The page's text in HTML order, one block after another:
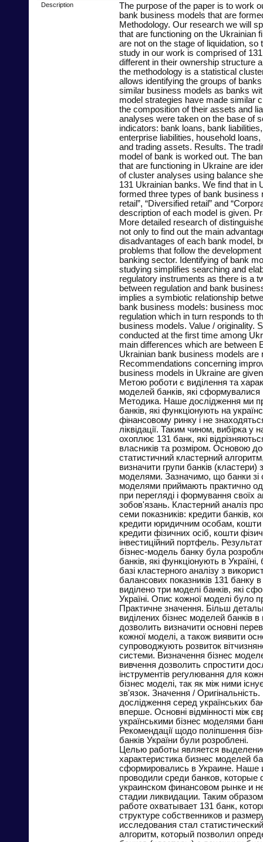
Description
The purpose of the paper is to work
bank business models that are
Methodology. Our research we will
that are functioning on the Ukrainian
are not on the stage of liquidation, so
study in our work is comprised of
different in their ownership structure
the methodology is a statistical
allows identifying the groups of
similar business models as banks
model strategies have made similar
the composition of their assets and
analyses were taken on the base of
indicators: bank loans, bank
enterprise liabilities, household
and trading assets. Results. The
model of bank is worked out. The
that are functioning in Ukraine are
of cluster analyses using balance
131 Ukrainian banks. We find that in
formed three types of bank business
retail”, “Diversified retail” and
description of each model is given.
More detailed research of
not only to find out the main
disadvantages of each bank model,
problems that follow the
banking sector. Identifying of bank
studying simplifies searching and
regulatory instruments as there is a
between regulation and bank
implies a symbiotic relationship
bank business models: business
regulation which in turn responds to
business models. Value / originality.
conducted at the first time among
main differences which are between
Ukrainian bank business models are
Recommendations concerning
business models in Ukraine are
Метою роботи є виділення та
моделей банків, які сформувалися
Методика. Наше дослідження ми
банків, які функціонують на
фінансовому ринку і не
ліквідації. Таким чином, вибірка у
охоплює 131 банк, які
власників та розміром. Основою
статистичний кластерний
визначити групи банків (кластери)
моделями. Зазначимо, що банки зі
моделями приймають практично
при перегляді і формування своїх
зобов'язань. Кластерний аналіз
семи показників: кредити банків,
кредити юридичним особам, кошти
кредити фізичних осіб, кошти
інвестиційний портфель.
бізнес-модель банку була
банків, які функціонують в
базі кластерного аналізу з
балансових показників 131 банку в
виділено три моделі банків, які
Україні. Опис кожної моделі було
Практичне значення. Більш
виділених бізнес моделей банків
дозволить визначити основні
кожної моделі, а також виявити
супроводжують розвиток
системи. Визначення бізнес
вивчення дозволить спростити
інструментів регулювання для
бізнес моделі, так як між ними
зв'язок. Значення /
дослідження серед українських
вперше. Основні відмінності між
українськими бізнес моделями
Рекомендації щодо поліпшення
банків України були розроблені.
Целью работы является
характеристика бизнес моделей
сформировались в Украине. Наше
проводили среди банков, которые
украинском финансовом рынке и
стадии ликвидации. Таким
работе охватывает 131 банк,
структуре собственников и
исследования стал
алгоритм, который позволил